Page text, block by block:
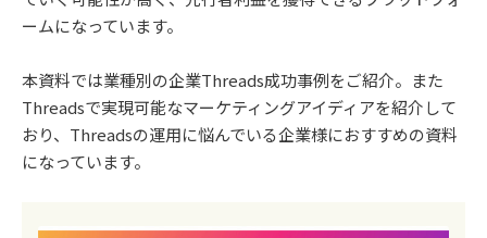
ームになっています。
本資料では業種別の企業Threads成功事例をご紹介。また
Threadsで実現可能なマーケティングアイディアを紹介して
おり、Threadsの運用に悩んでいる企業様におすすめの資料
になっています。